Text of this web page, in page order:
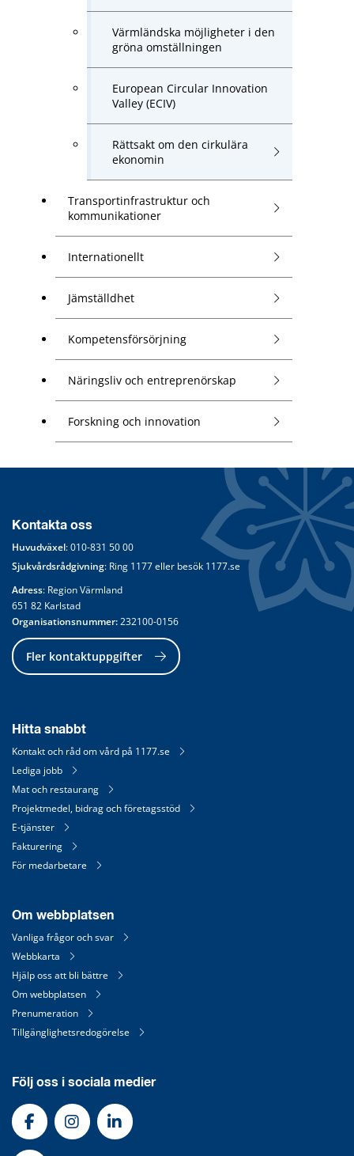
Värmländska möjligheter i den
gröna omställningen
European Circular Innovation
Valley (ECIV)
Rättsakt om den cirkulära
ekonomin
Transportinfrastruktur och
kommunikationer
Internationellt
Jämställdhet
Kompetensförsörjning
Näringsliv och entreprenörskap
Forskning och innovation
Kontakta oss
Huvudväxel: 010-831 50 00
Sjukvårdsrådgivning: Ring 1177 eller besök 1177.se
Adress: Region Värmland
651 82 Karlstad
Organisationsnummer: 232100-0156
Fler kontaktuppgifter
Hitta snabbt
Kontakt och råd om vård på 1177.se
Lediga jobb
Mat och restaurang
Projektmedel, bidrag och företagsstöd
E-tjänster
Fakturering
För medarbetare
Om webbplatsen
Vanliga frågor och svar
Webbkarta
Hjälp oss att bli bättre
Om webbplatsen
Prenumeration
Tillgänglighetsredogörelse
Följ oss i sociala medier